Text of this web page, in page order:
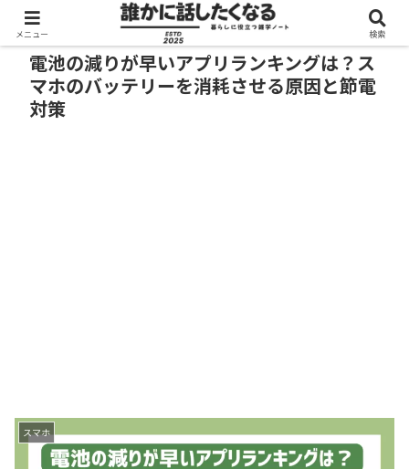
電池の減りが早いアプリランキングは？ス
マホのバッテリーを消耗させる原因と節電
対策
スマホ
メニュー 検索